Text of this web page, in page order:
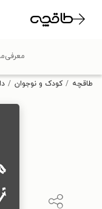
طاقچه کودک و نوجوان
معرفی